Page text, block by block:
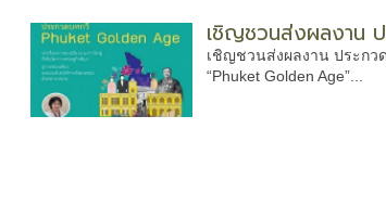
เชิญชวนส่งผลงาน
เชิญชวนส่งผลงาน ประกวด
“Phuket Golden Age”...